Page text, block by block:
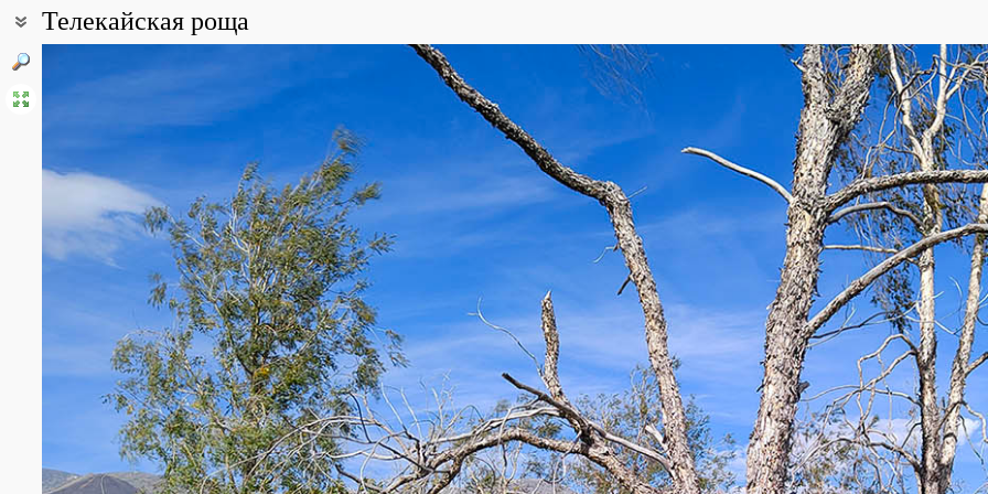
Телекайская роща
67° 44′ 10″ с.ш., 178° 43′ 00″ в.д. (смотреть на картах
Google, OpenStreetMap)
Центр обширного Амгуэмо-Куветского горного массива к северо-востоку от Чаунско-Анадырского водораздела на слиянии рек Правый и
Тъэлекей и реки Гилленумкывеем) (бассейн реки Амгуэма).
Телекайская роща является ботаническим памятником природы регионального значения. Флора природного памятника насчитывает 232
Телекайская чозениевая роща служит естественным древесным питомником тундры, здесь же гнездятся многие виды птиц (в большинстве
Существование Телекайской рощи, представляющей лесной остров в подзоне кустарниковых тундр, обусловлено своеобразной орографией
котловина), геоморфологией русла (многорукавная система Левого Телекая), субстратом (опесчаненные галечники, местами
лесной растительности в северо-восточной Азии существует благодаря резкому котловинному эффекту. Большая межгорная котловина со
горами с относительными превышениями 800-1000(1400) м от холодных ветров межгорная котловина, геоморфология русла (многорукавная
наличие субстрата — местами задернованного опесчаненного галечника. Древостой в роще прореженный: деревья отстоят друг от друга в
центральной части рощи, а по ее краям – на десятки метров. Большая часть рощи представляет редину, но в глубине ее у реки немало
0,8-0,9, где травяной покров составлен в основном Poa urssulensis, дающим покрытие 100%. Прибрежная часть террасы характеризуется
древостоя чозении. Высота деревьев до 15 м. Имеется обильное возобновление, причем подрост разновозрастной, то есть роща
состоянии. Диаметр стволов от 20 до 40 см. Старые деревья имеют поникшие ветви с годовым приростом до 50 см и более. В низкой пойме ,
имеется множество временных проток. Река разделяет рощу на две части, кроме того, имеется небольшой островок между рукавов реки.
По берегам реки тянутся бордюром ивняки из Salix alaxensis, S. krylovii, S. saxatilis, S. boganidensis c большими кустами Ribes triste. Далее
полоса злаков с Pyrola rotundifolia subsp. incarnata, Oxytropis middendorffii, Astragalus alpinus и др. На возвышенных галечных участках в
разреженное разнотравье с Helictotrichon dahuricum, Saxifraga bronchialis, Festuca altaica, Erysimum pallasii, Pulsatilla dahurica, Potentilla
площади старых сухих галечников покрыты лишайниковыми сообществами, в которых обычны куртины Dryas octopetala subsp. viscida,
saxatilis. Деревья чозении и кусты ив здесь далеко отстоят друг от друга и не создают затенения.
Все фотографии(5)